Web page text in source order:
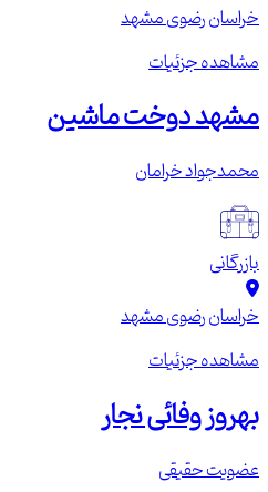
خراسان رضویمشهد
مشاهده جزئیات
مشهد دوخت ماشین
محمدجواد خرامان
بازرگانی
خراسان رضویمشهد
مشاهده جزئیات
بهروز وفائی نجار
عضویت حقیقی